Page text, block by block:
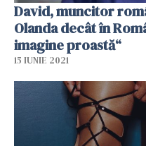
David, muncitor
Olanda decât în
imagine proastă“
15 IUNIE 2021